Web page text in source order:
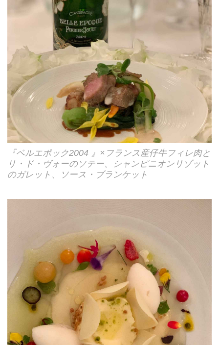
『ベルエポック2004 』×フランス産仔牛フィレ肉と
リ・ド・ヴォーのソテー、シャンピニオンリゾット
のガレット、ソース・ブランケット